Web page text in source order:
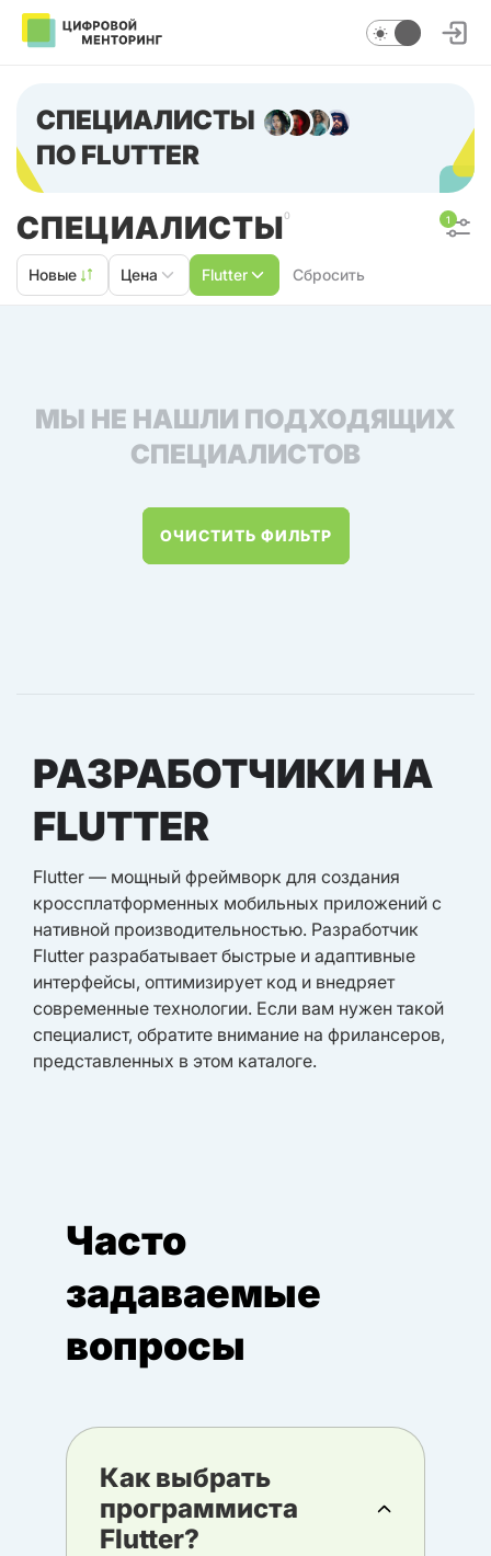
СПЕЦИАЛИСТЫ
ПО FLUTTER
СПЕЦИАЛИСТЫ0 1
Новые Цена Flutter Сбросить
МЫ НЕ НАШЛИ ПОДХОДЯЩИХ
СПЕЦИАЛИСТОВ
ОЧИСТИТЬ ФИЛЬТР
РАЗРАБОТЧИКИ НА
FLUTTER
Flutter — мощный фреймворк для создания
кроссплатформенных мобильных приложений с
нативной производительностью. Разработчик
Flutter разрабатывает быстрые и адаптивные
интерфейсы, оптимизирует код и внедряет
современные технологии. Если вам нужен такой
специалист, обратите внимание на фрилансеров,
представленных в этом каталоге.
Часто
задаваемые
вопросы
Как выбрать
программиста
Flutter?